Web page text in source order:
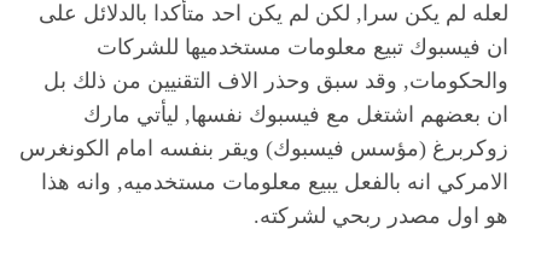
لعله لم يكن سرا, لكن لم يكن احد متأكدا بالدلائل على
ان فيسبوك تبيع معلومات مستخدميها للشركات
والحكومات, وقد سبق وحذر الاف التقنيين من ذلك بل
ان بعضهم اشتغل مع فيسبوك نفسها, ليأتي مارك
زوكربرغ (مؤسس فيسبوك) ويقر بنفسه امام الكونغرس
الامركي انه بالفعل يبيع معلومات مستخدميه, وانه هذا
هو اول مصدر ربحي لشركته.